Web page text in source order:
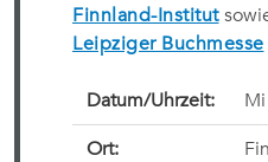
Finnland-Institut
Leipziger Buchmesse
Datum/Uhrzeit:
Ort: